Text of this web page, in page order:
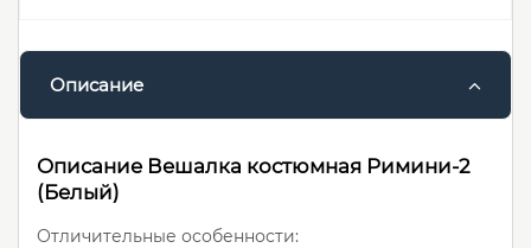
Описание
Описание Вешалка костюмная Римини-2
(Белый)
Отличительные особенности: